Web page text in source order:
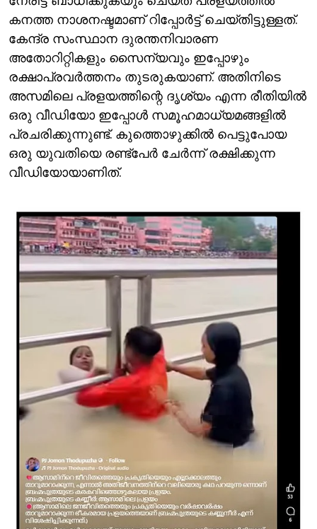
കനത്ത നാശനഷ്ടമാണ് റിപ്പോര്‍ട്ട് ചെയ്തിട്ടുള്ളത്.
കേന്ദ്ര സംസ്ഥാന ദുരന്തനിവാരണ
അതോറിറ്റികളും സൈന്യവും ഇപ്പോഴും
രക്ഷാപ്രവര്‍ത്തനം തുടരുകയാണ്. അതിനിടെ
അസമിലെ പ്രളയത്തിന്റെ ദൃശ്യം എന്ന രീതിയില്‍
ഒരു വീഡിയോ ഇപ്പോള്‍ സമൂഹമാധ്യമങ്ങളില്‍
പ്രചരിക്കുന്നുണ്ട്. കുത്തൊഴുക്കില്‍ പെട്ടുപോയ
ഒരു യുവതിയെ രണ്ട്‌പേര്‍ ചേര്‍ന്ന് രക്ഷിക്കുന്ന
വീഡിയോയാണിത്.